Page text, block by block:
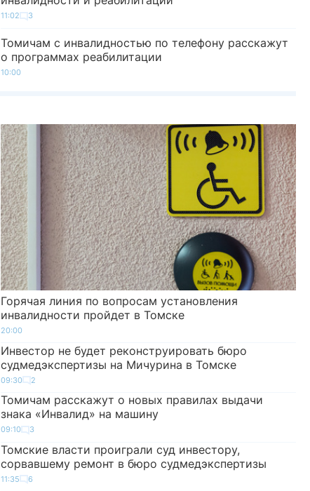
11:02 3
Томичам с инвалидностью по телефону расскажут
о программах реабилитации
10:00
Горячая линия по вопросам установления
инвалидности пройдет в Томске
20:00
Инвестор не будет реконструировать бюро
судмедэкспертизы на Мичурина в Томске
09:30 2
Томичам расскажут о новых правилах выдачи
знака «Инвалид» на машину
09:10 3
Томские власти проиграли суд инвестору,
сорвавшему ремонт в бюро судмедэкспертизы
11:35 6